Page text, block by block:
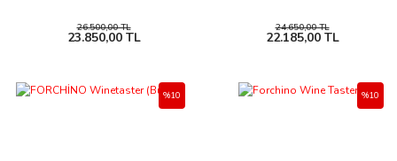
26.500,00 TL
23.850,00 TL
24.650,00 TL
22.185,00 TL
%10 %10